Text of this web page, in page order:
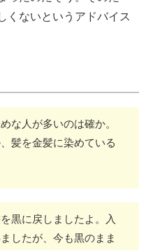
くないというアドバイス
な人が多いのは確か。
髪を金髪に染めている
黒に戻しましたよ。入
したが、今も黒のまま